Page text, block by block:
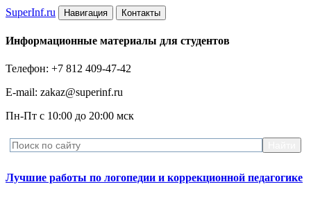
SuperInf.ru Навигация Контакты
Информационные материалы для студентов
Телефон: +7 812 409-47-42
E-mail: zakaz@superinf.ru
Пн-Пт с 10:00 до 20:00 мск
Лучшие работы по логопедии и коррекционной педагогике